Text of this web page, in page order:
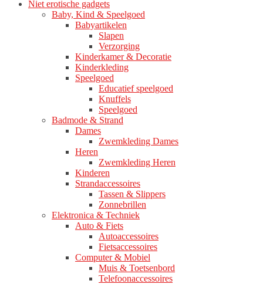
Niet erotische gadgets
Baby, Kind & Speelgoed
Babyartikelen
Slapen
Verzorging
Kinderkamer & Decoratie
Kinderkleding
Speelgoed
Educatief speelgoed
Knuffels
Speelgoed
Badmode & Strand
Dames
Zwemkleding Dames
Heren
Zwemkleding Heren
Kinderen
Strandaccessoires
Tassen & Slippers
Zonnebrillen
Elektronica & Techniek
Auto & Fiets
Autoaccessoires
Fietsaccessoires
Computer & Mobiel
Muis & Toetsenbord
Telefoonaccessoires